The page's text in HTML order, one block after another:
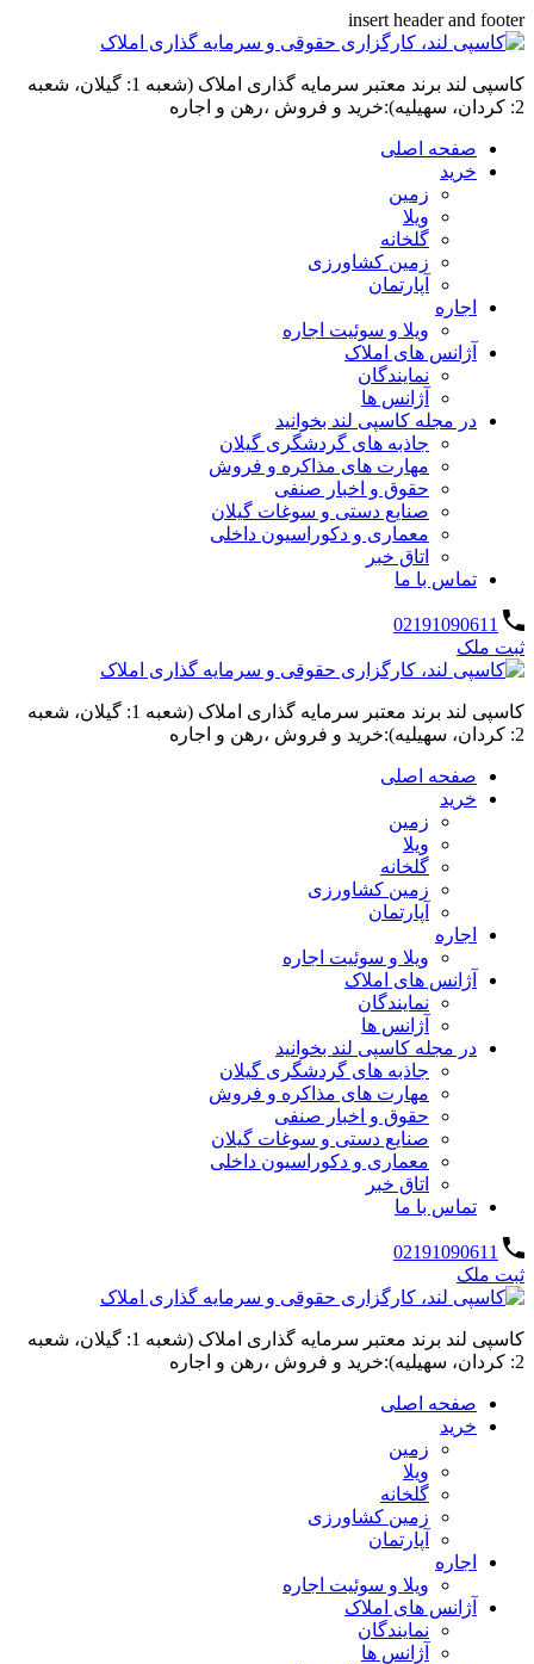
insert header and footer
کاسپی لند برند معتبر سرمایه گذاری املاک (شعبه 1: گیلان، شعبه
2: کردان، سهیلیه):خرید و فروش ،رهن و اجاره
صفحه اصلی
خرید
زمین
ویلا
گلخانه
زمین کشاورزی
آپارتمان
اجاره
ویلا و سوئیت اجاره
آژانس های املاک
نمایندگان
آژانس ها
در مجله کاسپی لند بخوانید
جاذبه های گردشگری گیلان
مهارت های مذاکره و فروش
حقوق و اخبار صنفی
صنایع دستی و سوغات گیلان
معماری و دکوراسیون داخلی
اتاق خبر
تماس با ما
02191090611
ثبت ملک
کاسپی لند برند معتبر سرمایه گذاری املاک (شعبه 1: گیلان، شعبه
2: کردان، سهیلیه):خرید و فروش ،رهن و اجاره
صفحه اصلی
خرید
زمین
ویلا
گلخانه
زمین کشاورزی
آپارتمان
اجاره
ویلا و سوئیت اجاره
آژانس های املاک
نمایندگان
آژانس ها
در مجله کاسپی لند بخوانید
جاذبه های گردشگری گیلان
مهارت های مذاکره و فروش
حقوق و اخبار صنفی
صنایع دستی و سوغات گیلان
معماری و دکوراسیون داخلی
اتاق خبر
تماس با ما
02191090611
ثبت ملک
کاسپی لند برند معتبر سرمایه گذاری املاک (شعبه 1: گیلان، شعبه
2: کردان، سهیلیه):خرید و فروش ،رهن و اجاره
صفحه اصلی
خرید
زمین
ویلا
گلخانه
زمین کشاورزی
آپارتمان
اجاره
ویلا و سوئیت اجاره
آژانس های املاک
نمایندگان
آژانس ها